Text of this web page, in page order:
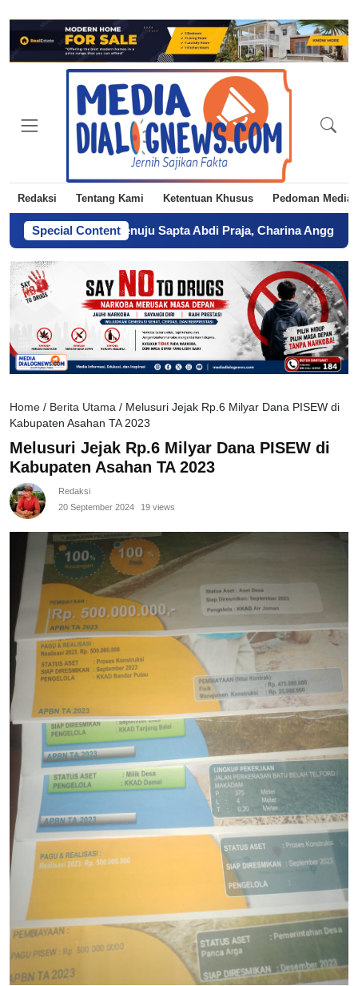
Redaksi Tentang Kami Ketentuan Khusus Pedoman Media
Special Content
Menuju Sapta Abdi Praja, Charina Anggie Simbolon
Home / Berita Utama / Melusuri Jejak Rp.6 Milyar Dana PISEW di
Kabupaten Asahan TA 2023
Melusuri Jejak Rp.6 Milyar Dana PISEW di
Kabupaten Asahan TA 2023
Redaksi
20 September 2024
19 views